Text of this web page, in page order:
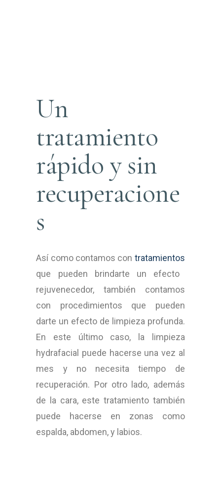
Un
tratamiento
rápido y sin
recuperacione
s
Así como contamos con tratamientos
que pueden brindarte un efecto
rejuvenecedor, también contamos
con procedimientos que pueden
darte un efecto de limpieza profunda.
En este último caso, la limpieza
hydrafacial puede hacerse una vez al
mes y no necesita tiempo de
recuperación. Por otro lado, además
de la cara, este tratamiento también
puede hacerse en zonas como
espalda, abdomen, y labios.